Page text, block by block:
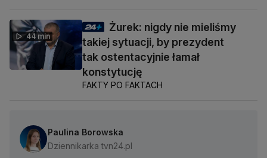
44 min
Żurek: nigdy nie mieliśmy
takiej sytuacji, by prezydent
tak ostentacyjnie łamał
konstytucję
FAKTY PO FAKTACH
Paulina Borowska
Dziennikarka tvn24.pl